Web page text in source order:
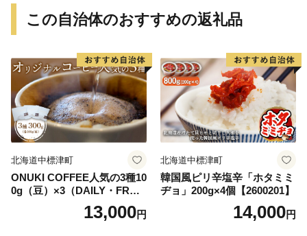
この自治体のおすすめの返礼品
北海道中標津町
ONUKI COFFEE人気の3種10
0g（豆）×3（DAILY・FREN
CH・パプアニューギニア）
13,000円
北海道中標津町
韓国風ピリ辛塩辛「ホタミミ
ヂョ」200g×4個【2600201】
14,000円